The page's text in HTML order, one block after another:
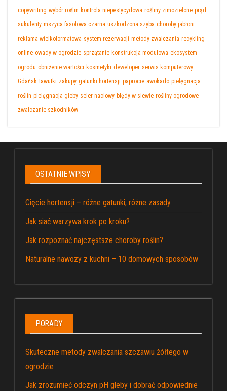
copywriting wybór roślin kontrola niepestycydowa rośliny zimozielone prąd
sukulenty mszyca fasolowa czarna uszkodzona szyba choroby jabłoni
reklama wielkoformatowa system rezerwacji metody zwalczania recykling
online owady w ogrodzie sprzątanie konstrukcja modułowa ekosystem
ogrodu obniżenie wartości kosmetyki deweloper serwis komputerowy
Gdańsk tawułki zakupy gatunki hortensji paprocie awokado pielęgnacja
roślin pielęgnacja gleby seler naciowy błędy w siewie rośliny ogrodowe
zwalczanie szkodników
OSTATNIE WPISY
Cięcie hortensji – różne gatunki, różne zasady
Jak siać warzywa krok po kroku?
Jak rozpoznać najczęstsze choroby roślin?
Naturalne nawozy z kuchni – 10 domowych sposobów
PORADY
Skuteczne metody zwalczania szczawiu żółtego w
ogrodzie
Jak zrozumieć odczyn pH gleby i dobrać odpowiednie